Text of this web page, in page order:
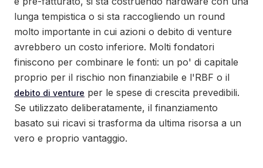
lunga tempistica o si sta raccogliendo un round
molto importante in cui azioni o debito di venture
avrebbero un costo inferiore. Molti fondatori
finiscono per combinare le fonti: un po' di capitale
proprio per il rischio non finanziabile e l'RBF o il
debito di venture per le spese di crescita prevedibili.
Se utilizzato deliberatamente, il finanziamento
basato sui ricavi si trasforma da ultima risorsa a un
vero e proprio vantaggio.